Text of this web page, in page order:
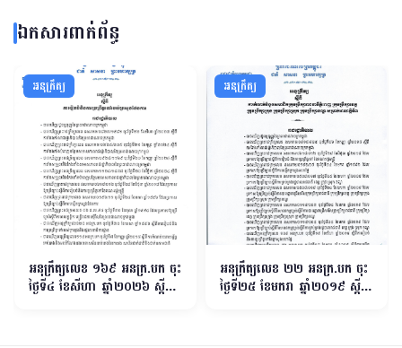
ឯកសារពាក់ព័ន្ធ
អនុក្រឹត្យ
អនុក្រឹត្យលេខ ១៦​៩ អនក្រ.បក ចុះ
ថ្ងៃទី៤ ខែសីហា ឆ្នាំ២០២៦ ស្តីពី
អនុក្រឹត្យ
អនុក្រឹត្យលេខ ២២ អនក្រ.បក ចុះ
ថ្ងៃទី២៥ ខែមករា ឆ្នាំ២០១៩ ស្ដីពី